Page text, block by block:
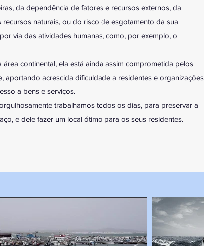
da dependência de fatores e recursos externos, da
naturais, ou do risco de esgotamento da sua
via das atividades humanas, como, por exemplo, o
continental, ela está ainda assim comprometida pelos
aportando acrescida dificuldade a residentes e organizações
a bens e serviços.
trabalhamos todos os dias, para preservar a
e dele fazer um local ótimo para os seus residentes.